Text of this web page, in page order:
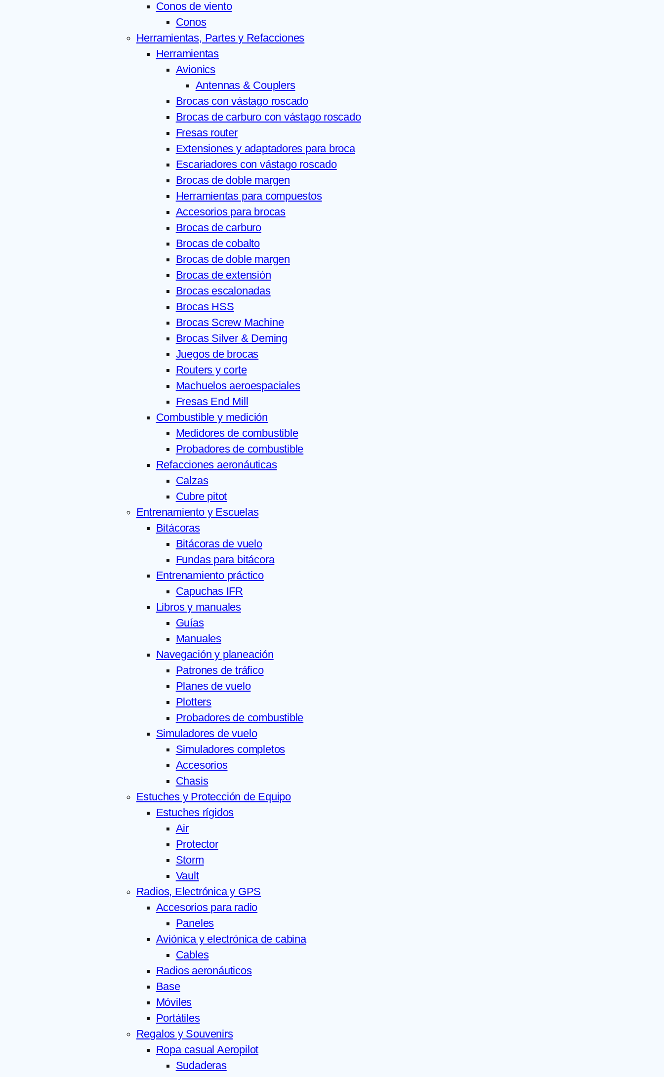
Conos de viento
Conos
Herramientas, Partes y Refacciones
Herramientas
Avionics
Antennas & Couplers
Brocas con vástago roscado
Brocas de carburo con vástago roscado
Fresas router
Extensiones y adaptadores para broca
Escariadores con vástago roscado
Brocas de doble margen
Herramientas para compuestos
Accesorios para brocas
Brocas de carburo
Brocas de cobalto
Brocas de doble margen
Brocas de extensión
Brocas escalonadas
Brocas HSS
Brocas Screw Machine
Brocas Silver & Deming
Juegos de brocas
Routers y corte
Machuelos aeroespaciales
Fresas End Mill
Combustible y medición
Medidores de combustible
Probadores de combustible
Refacciones aeronáuticas
Calzas
Cubre pitot
Entrenamiento y Escuelas
Bitácoras
Bitácoras de vuelo
Fundas para bitácora
Entrenamiento práctico
Capuchas IFR
Libros y manuales
Guías
Manuales
Navegación y planeación
Patrones de tráfico
Planes de vuelo
Plotters
Probadores de combustible
Simuladores de vuelo
Simuladores completos
Accesorios
Chasis
Estuches y Protección de Equipo
Estuches rígidos
Air
Protector
Storm
Vault
Radios, Electrónica y GPS
Accesorios para radio
Paneles
Aviónica y electrónica de cabina
Cables
Radios aeronáuticos
Base
Móviles
Portátiles
Regalos y Souvenirs
Ropa casual Aeropilot
Sudaderas